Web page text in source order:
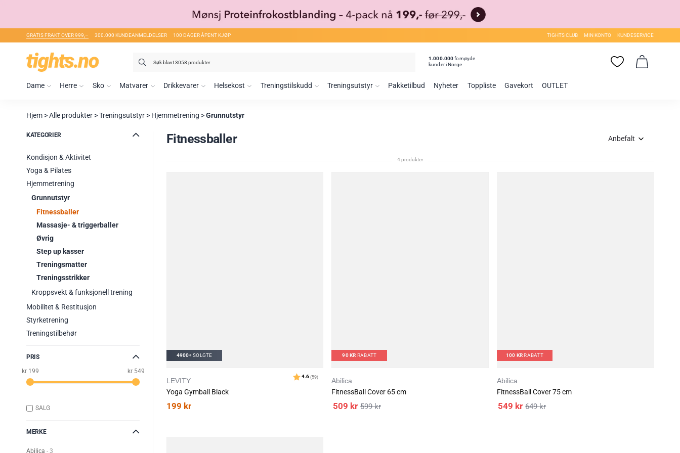
GRATIS FRAKT OVER 999,– 300.000 KUNDEANMELDELSER 100 DAGER ÅPENT KJØP TIGHTS CLUB MIN KONTO KUNDESERVICE
Søk
1.000.000fornøyde
kunder i Norge
Dame Herre Sko Matvarer Drikkevarer Helsekost Treningstilskudd Treningsutstyr Pakketilbud Nyheter Toppliste Gavekort OUTLET
Hjem >Alle produkter >Treningsutstyr > Hjemmetrening >Grunnutstyr
KATEGORIER
Kondisjon & Aktivitet
Yoga & Pilates
Hjemmetrening
Grunnutstyr
Fitnessballer
Massasje- & triggerballer
Øvrig
Step up kasser
Treningsmatter
Treningsstrikker
Kroppsvekt & funksjonell trening
Mobilitet & Restitusjon
Styrketrening
Treningstilbehør
PRIS
kr 199
kr 549
SALG
MERKE
Abilica 3
Fitnessballer Anbefalt
4 produkter
4900+SOLGTE
LEVITY
Yoga Gymball Black
199 kr
90 KR RABATT
Abilica
FitnessBall Cover 65 cm
599kr
509 kr
100 KR RABATT
Abilica
FitnessBall Cover 75 cm
649kr
549 kr